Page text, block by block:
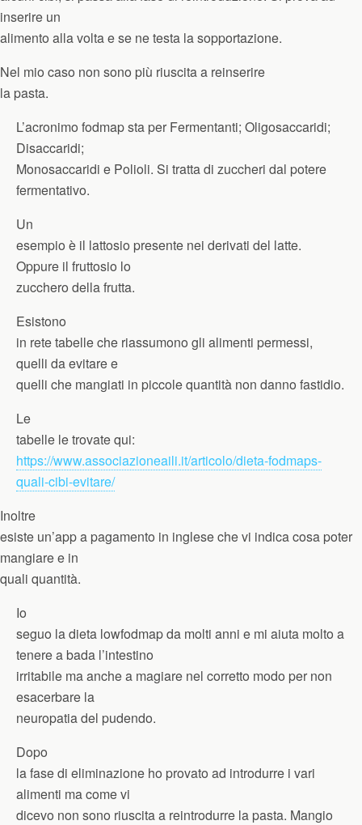
inserire un
alimento alla volta e se ne testa la sopportazione.
Nel mio caso non sono più riuscita a reinserire
la pasta.
L’acronimo fodmap sta per Fermentanti; Oligosaccaridi;
Disaccaridi;
Monosaccaridi e Polioli. Si tratta di zuccheri dal potere
fermentativo.
Un
esempio è il lattosio presente nei derivati del latte.
Oppure il fruttosio lo
zucchero della frutta.
Esistono
in rete tabelle che riassumono gli alimenti permessi,
quelli da evitare e
quelli che mangiati in piccole quantità non danno fastidio.
Le
tabelle le trovate qui:
https://www.associazioneaili.it/articolo/dieta-fodmaps-
quali-cibi-evitare/
Inoltre
esiste un’app a pagamento in inglese che vi indica cosa poter
mangiare e in
quali quantità.
Io
seguo la dieta lowfodmap da molti anni e mi aiuta molto a
tenere a bada l’intestino
irritabile ma anche a magiare nel corretto modo per non
esacerbare la
neuropatia del pudendo.
Dopo
la fase di eliminazione ho provato ad introdurre i vari
alimenti ma come vi
dicevo non sono riuscita a reintrodurre la pasta. Mangio